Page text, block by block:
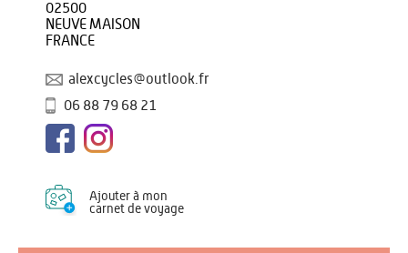
02500
NEUVE MAISON
FRANCE
alexcycles@outlook.fr
06 88 79 68 21
Ajouter à mon
carnet de voyage